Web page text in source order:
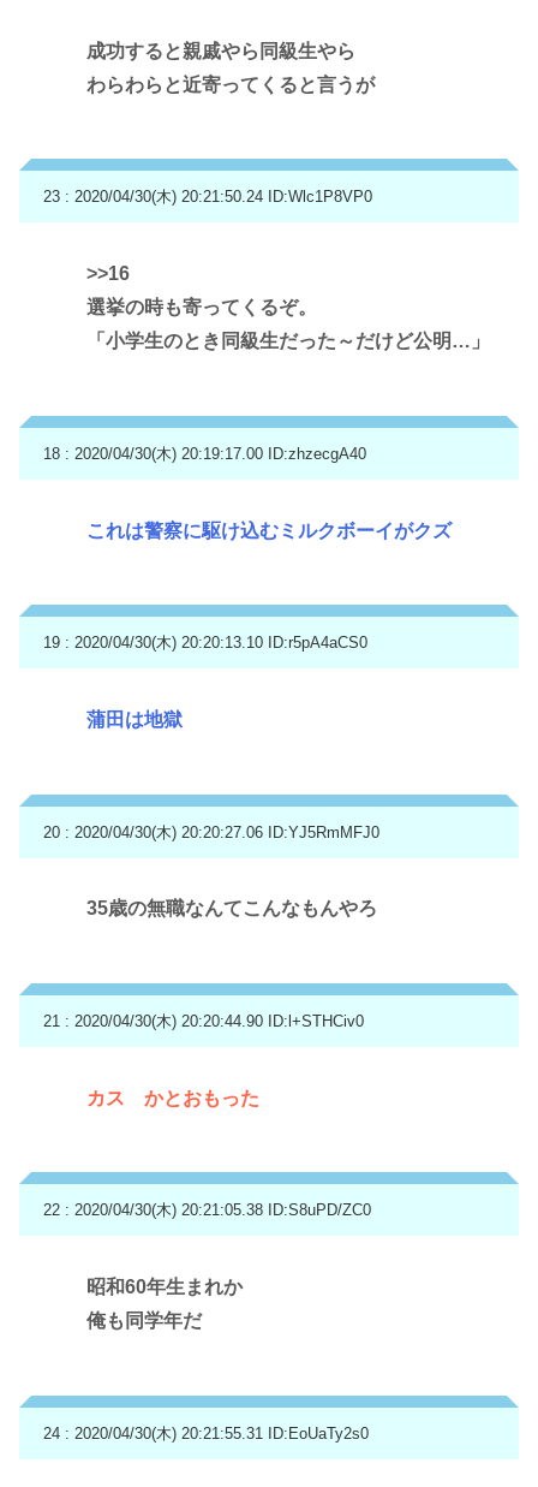
成功すると親戚やら同級生やら
わらわらと近寄ってくると言うが
23 : 2020/04/30(木) 20:21:50.24 ID:Wlc1P8VP0
>>16
選挙の時も寄ってくるぞ。
「小学生のとき同級生だった～だけど公明…」
18 : 2020/04/30(木) 20:19:17.00 ID:zhzecgA40
これは警察に駆け込むミルクボーイがクズ
19 : 2020/04/30(木) 20:20:13.10 ID:r5pA4aCS0
蒲田は地獄
20 : 2020/04/30(木) 20:20:27.06 ID:YJ5RmMFJ0
35歳の無職なんてこんなもんやろ
21 : 2020/04/30(木) 20:20:44.90 ID:l+STHCiv0
カス かとおもった
22 : 2020/04/30(木) 20:21:05.38 ID:S8uPD/ZC0
昭和60年生まれか
俺も同学年だ
24 : 2020/04/30(木) 20:21:55.31 ID:EoUaTy2s0